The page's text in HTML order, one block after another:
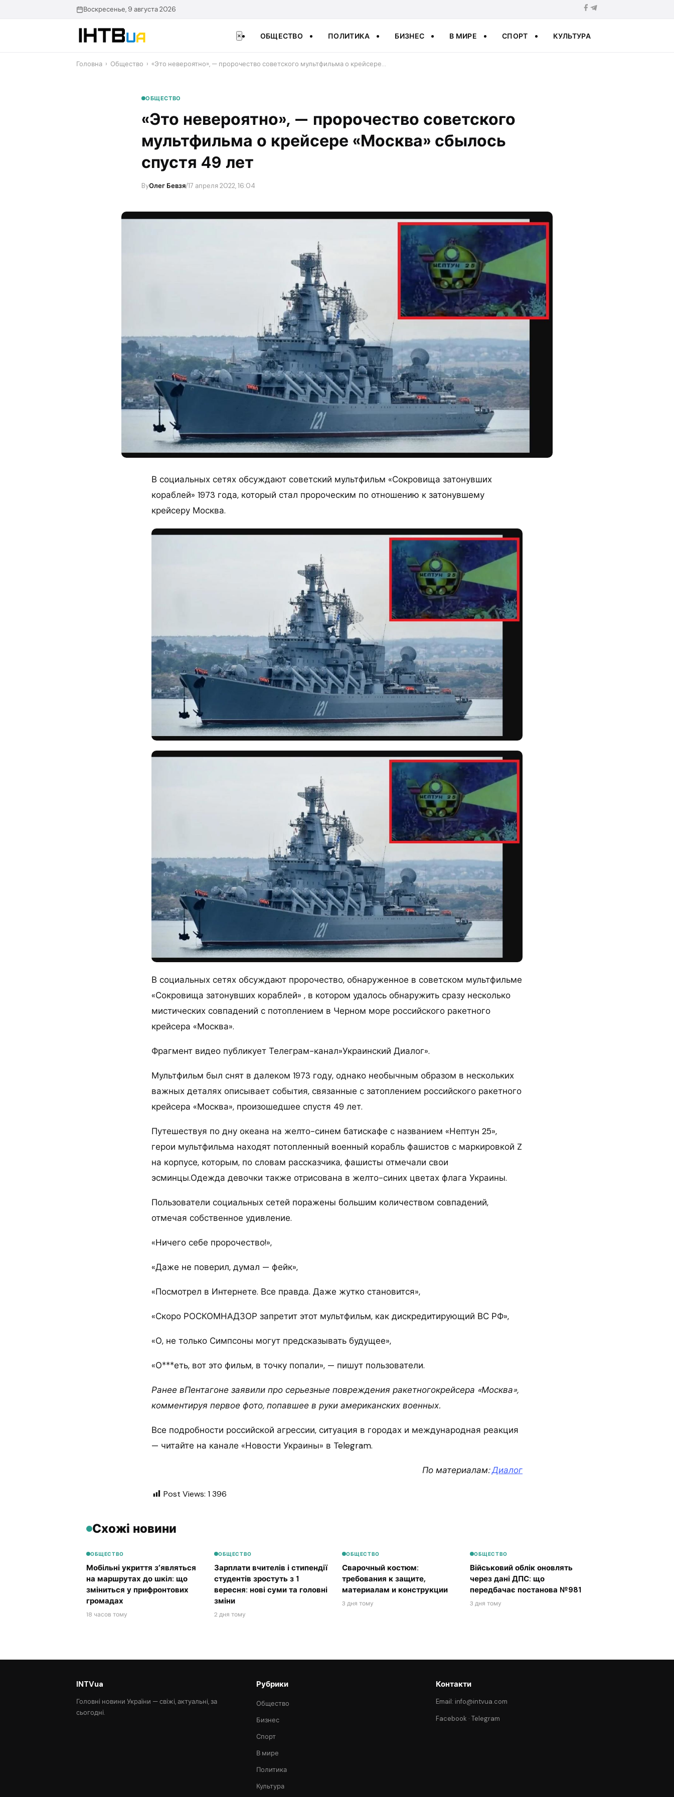
Воскресенье, 9 августа 2026
× ОБЩЕСТВО ПОЛИТИКА БИЗНЕС В МИРЕ СПОРТ КУЛЬТУРА
Головна › Общество › «Это невероятно», — пророчество советского мультфильма о крейсере…
ОБЩЕСТВО
«Это невероятно», — пророчество советского
мультфильма о крейсере «Москва» сбылось
спустя 49 лет
ByОлег Бевзя/17 апреля 2022, 16:04
В социальных сетях обсуждают советский мультфильм «Сокровища затонувших
кораблей» 1973 года, который стал пророческим по отношению к затонувшему
крейсеру Москва.
В социальных сетях обсуждают пророчество, обнаруженное в советском мультфильме
«Сокровища затонувших кораблей» , в котором удалось обнаружить сразу несколько
мистических совпадений с потоплением в Черном море российского ракетного
крейсера «Москва».
Фрагмент видео публикует Телеграм-канал»Украинский Диалог».
Мультфильм был снят в далеком 1973 году, однако необычным образом в нескольких
важных деталях описывает события, связанные с затоплением российского ракетного
крейсера «Москва», произошедшее спустя 49 лет.
Путешествуя по дну океана на желто-синем батискафе с названием «Нептун 25»,
герои мультфильма находят потопленный военный корабль фашистов с маркировкой Z
на корпусе, которым, по словам рассказчика, фашисты отмечали свои
эсминцы.Одежда девочки также отрисована в желто-синих цветах флага Украины.
Пользователи социальных сетей поражены большим количеством совпадений,
отмечая собственное удивление.
«Ничего себе пророчество!»,
«Даже не поверил, думал — фейк»,
«Посмотрел в Интернете. Все правда. Даже жутко становится»,
«Скоро РОСКОМНАДЗОР запретит этот мультфильм, как дискредитирующий ВС РФ»,
«О, не только Симпсоны могут предсказывать будущее»,
«О***еть, вот это фильм, в точку попали», — пишут пользователи.
Ранее вПентагоне заявили про серьезные повреждения ракетногокрейсера «Москва»,
комментируя первое фото, попавшее в руки американских военных.
Все подробности российской агрессии, ситуация в городах и международная реакция
— читайте на канале «Новости Украины» в Telegram.
По материалам:Диалог
Post Views: 1 396
Схожі новини
ОБЩЕСТВО
Мобільні укриття з’являться
на маршрутах до шкіл: що
зміниться у прифронтових
громадах
18 часов тому
ОБЩЕСТВО
Зарплати вчителів і стипендії
студентів зростуть з 1
вересня: нові суми та головні
зміни
2 дня тому
ОБЩЕСТВО
Сварочный костюм:
требования к защите,
материалам и конструкции
3 дня тому
ОБЩЕСТВО
Військовий облік оновлять
через дані ДПС: що
передбачає постанова №981
3 дня тому
INTVua
Головні новини України — свіжі, актуальні, за
сьогодні.
Рубрики
Общество
Бизнес
Спорт
В мире
Политика
Культура
Контакти
Email: info@intvua.com
Facebook ·Telegram